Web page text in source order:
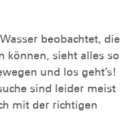
beobachtet, die
können, sieht alles so
und los geht’s!
sind leider meist
mit der richtigen